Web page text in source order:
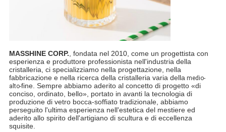
MASSHINE CORP., fondata nel 2010, come un progettista con
esperienza e produttore professionista nell'industria della
cristalleria, ci specializziamo nella progettazione, nella
fabbricazione e nella ricerca della cristalleria varia dellamedio-
alto-fine. Sempre abbiamo aderito al concetto di progetto «di
conciso, ordinato, bello», portato in avanti la tecnologia di
produzione di vetro bocca-soffiato tradizionale, abbiamo
perseguito l'ultima esperienza nell'estetica del mestiere ed
aderito allo spirito dell'artigiano di scultura e di eccellenza
squisite.